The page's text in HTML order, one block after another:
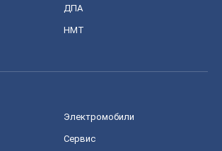
ДПА
НМТ
Электромобили
Сервис